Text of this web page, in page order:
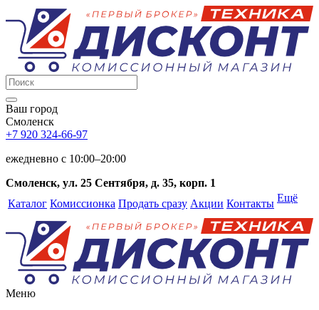
Ваш город
Смоленск
+7 920 324-66-97
ежедневно c 10:00–20:00
Смоленск, ул. 25 Сентября, д. 35, корп. 1
Каталог Комиссионка Продать сразу Акции Контакты Ещё
Меню